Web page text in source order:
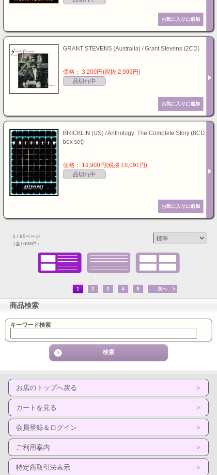
GRANT STEVENS (Australia) / Grant Stevens (2CD)
価格： 3,200円(税抜 2,909円)
品切れ中
BRICKLIN (US) / Anthology: The Complete Story (8CD
box set)
価格： 19,900円(税抜 18,091円)
品切れ中
1 / 85ページ
（全1693件）
1 2 3 4 5 次へ
商品検索
キーワード検索
お店のトップへ戻る
カートを見る
会員登録＆ログイン
ご利用案内
特定商取引法表示